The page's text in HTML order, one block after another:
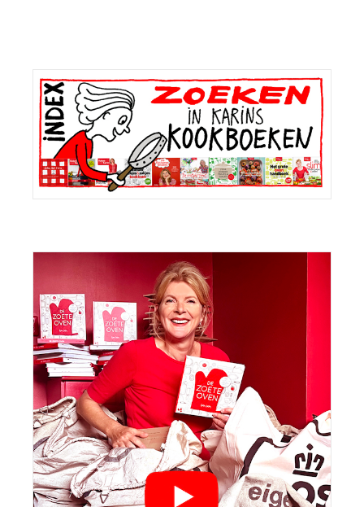
Primaire
Sidebar